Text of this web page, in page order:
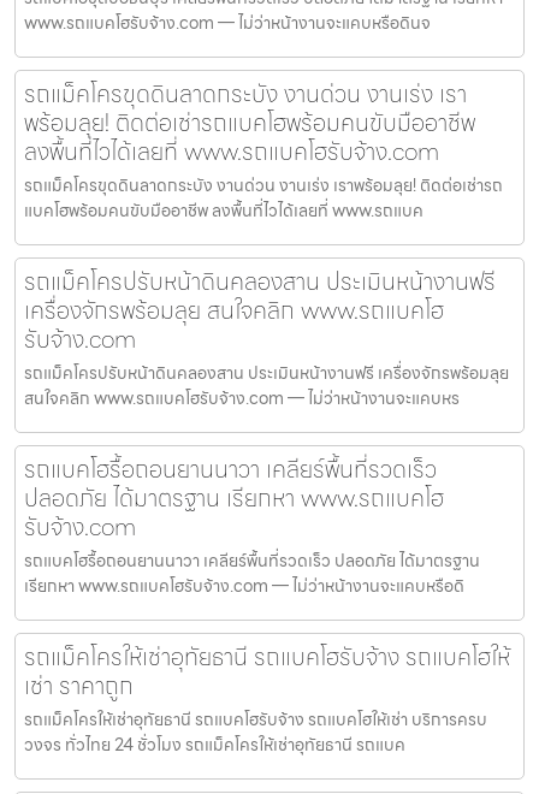
www.รถแบคโฮรับจ้าง.com — ไม่ว่าหน้างานจะแคบหรือดินจ
รถแม็คโครขุดดินลาดกระบัง งานด่วน งานเร่ง เรา
พร้อมลุย! ติดต่อเช่ารถแบคโฮพร้อมคนขับมืออาชีพ
ลงพื้นที่ไวได้เลยที่ www.รถแบคโฮรับจ้าง.com
รถแม็คโครขุดดินลาดกระบัง งานด่วน งานเร่ง เราพร้อมลุย! ติดต่อเช่ารถ
แบคโฮพร้อมคนขับมืออาชีพ ลงพื้นที่ไวได้เลยที่ www.รถแบค
รถแม็คโครปรับหน้าดินคลองสาน ประเมินหน้างานฟรี
เครื่องจักรพร้อมลุย สนใจคลิก www.รถแบคโฮ
รับจ้าง.com
รถแม็คโครปรับหน้าดินคลองสาน ประเมินหน้างานฟรี เครื่องจักรพร้อมลุย
สนใจคลิก www.รถแบคโฮรับจ้าง.com — ไม่ว่าหน้างานจะแคบหร
รถแบคโฮรื้อถอนยานนาวา เคลียร์พื้นที่รวดเร็ว
ปลอดภัย ได้มาตรฐาน เรียกหา www.รถแบคโฮ
รับจ้าง.com
รถแบคโฮรื้อถอนยานนาวา เคลียร์พื้นที่รวดเร็ว ปลอดภัย ได้มาตรฐาน
เรียกหา www.รถแบคโฮรับจ้าง.com — ไม่ว่าหน้างานจะแคบหรือดิ
รถแม็คโครให้เช่าอุทัยธานี รถแบคโฮรับจ้าง รถแบคโฮให้
เช่า ราคาถูก
รถแม็คโครให้เช่าอุทัยธานี รถแบคโฮรับจ้าง รถแบคโฮให้เช่า บริการครบ
วงจร ทั่วไทย 24 ชั่วโมง รถแม็คโครให้เช่าอุทัยธานี รถแบค